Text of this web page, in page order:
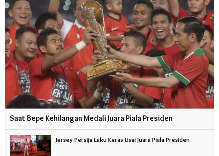
Saat Bepe Kehilangan Medali Juara Piala Presiden
Jersey Persija Laku Keras Usai Juara Piala Presiden